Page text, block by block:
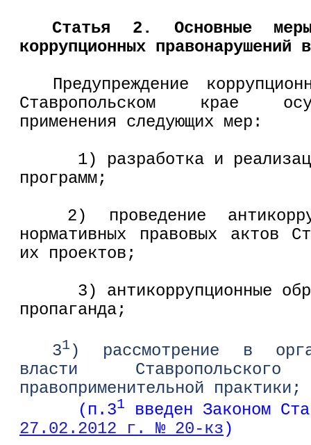
Статья 2. Основные
коррупционных правонарушений
Предупреждение
Ставропольском крае
применения следующих мер:
программ;
2) проведение
нормативных правовых актов
их проектов;
3) антикоррупционные
пропаганда;
31 ) рассмотрение в
власти
правоприменительной практики;
(п.31
введен Законом
27.02.2012 г. № 20-кз )